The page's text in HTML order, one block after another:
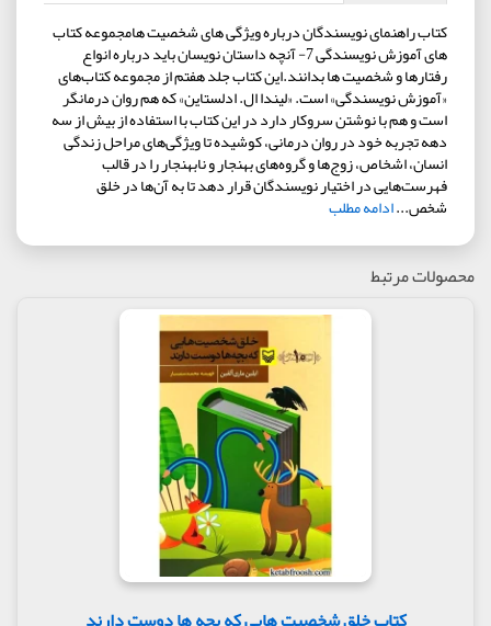
کتاب راهنمای نویسندگان درباره ویژگی های شخصیت هامجموعه کتاب
های آموزش نویسندگی 7- آنچه داستان نویسان باید درباره انواع
رفتارها و شخصیت ها بدانند.اين كتاب جلد هفتم از مجموعه كتاب‌های
«آموزش نويسندگی» است. «ليندا ال. ادلستاين» كه هم روان درمانگر
است و هم با نوشتن سروكار دارد در اين كتاب با استفاده از بيش از سه
دهه تجربه خود در روان درمانی، كوشيده تا ويژگی‌های مراحل زندگی
انسان، اشخاص، زوج‌ها و گروه‌های بهنجار و نابهنجار را در قالب
فهرست‌هايی در اختيار نويسندگان قرار دهد تا به آن‌ها در خلق
شخص...ادامه مطلب
محصولات مرتبط